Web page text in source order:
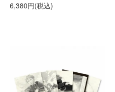
6,380円(税込)